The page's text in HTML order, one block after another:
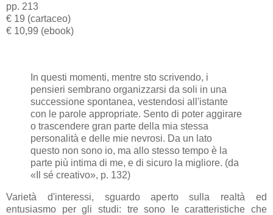
pp. 213
€ 19 (cartaceo)
€ 10,99 (ebook)
In questi momenti, mentre sto scrivendo, i
pensieri sembrano organizzarsi da soli in una
successione spontanea, vestendosi all'istante
con le parole appropriate. Sento di poter aggirare
o trascendere gran parte della mia stessa
personalità e delle mie nevrosi. Da un lato
questo non sono io, ma allo stesso tempo è la
parte più intima di me, e di sicuro la migliore. (da
«Il sé creativo», p. 132)
Varietà d'interessi, sguardo aperto sulla realtà ed
entusiasmo per gli studi: tre sono le caratteristiche che